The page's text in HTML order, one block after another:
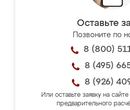
Оставьте
Позвоните по
8 (800)
8 (495)
8 (926)
Или оставьте заявку на
предварительного